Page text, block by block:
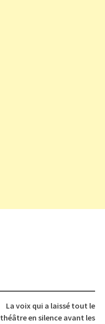
La voix qui a laissé tout le
théâtre en silence avant les